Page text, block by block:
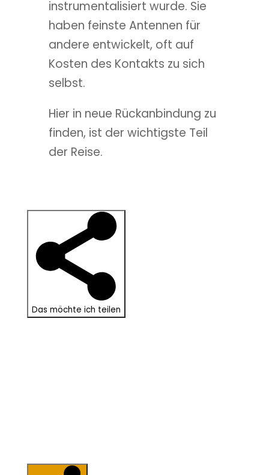
instrumentalisiert wurde. Sie
haben feinste Antennen für
andere entwickelt, oft auf
Kosten des Kontakts zu sich
selbst.
Hier in neue Rückanbindung zu
finden, ist der wichtigste Teil
der Reise.
Das möchte ich teilen